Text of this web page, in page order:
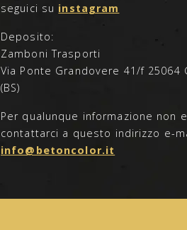
seguici su instagram
Deposito:
Zamboni Trasporti
Via Ponte Grandovere 41/f 25064
(BS)
Per qualunque informazione non
contattarci a questo indirizzo e-
info@betoncolor.it